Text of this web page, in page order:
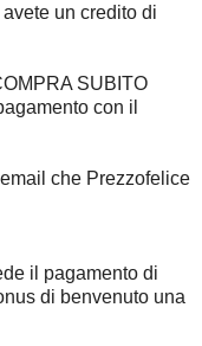
un credito di
SUBITO
con il
che Prezzofelice
il pagamento di
di benvenuto una